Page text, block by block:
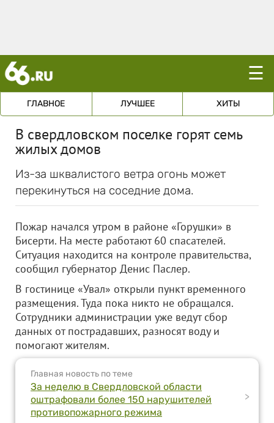
☰
ГЛАВНОЕ ЛУЧШЕЕ ХИТЫ
В свердловском поселке горят семь
жилых домов
Из-за шквалистого ветра огонь может
перекинуться на соседние дома.
Пожар начался утром в районе «Горушки» в
Бисерти. На месте работают 60 спасателей.
Ситуация находится на контроле правительства,
сообщил губернатор Денис Паслер.
В гостинице «Увал» открыли пункт временного
размещения. Туда пока никто не обращался.
Сотрудники администрации уже ведут сбор
данных от пострадавших, разносят воду и
помогают жителям.
Главная новость по теме
За неделю в Свердловской области
оштрафовали более 150 нарушителей
противопожарного режима
>